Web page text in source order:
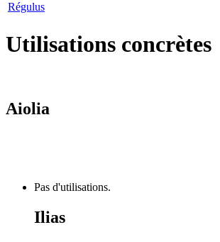
Régulus
Utilisations concrètes
Aiolia
Pas d'utilisations.
Ilias